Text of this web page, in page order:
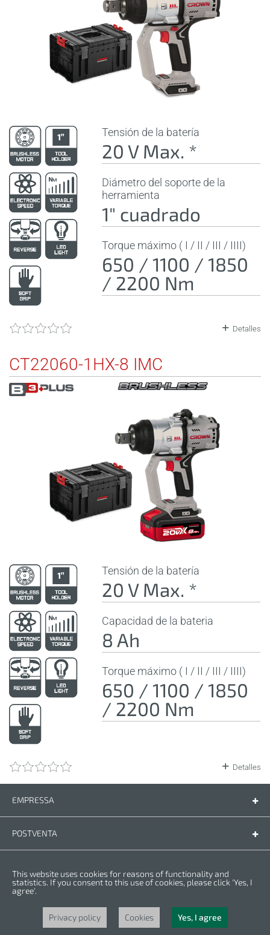
Tensión de la batería
20 V Max. *
Diámetro del soporte de la
herramienta
1" cuadrado
Torque máximo ( I / II / III / IIII)
650 / 1100 / 1850
/ 2200 Nm
Detalles
CT22060-1HX-8 IMC
Tensión de la batería
20 V Max. *
Capacidad de la bateria
8 Ah
Torque máximo ( I / II / III / IIII)
650 / 1100 / 1850
/ 2200 Nm
Detalles
EMPRESSA
POSTVENTA
Condiciones de la garantia
Politica de privacidad
Cookies
Copyright © 2025 CROWN. Todos los derechos reservados. CROWN es una
marca registrada. | CROWN es parte de Merit Link group.
This website uses cookies for reasons of functionality and
statistics. If you consent to this use of cookies, please click 'Yes, I
agree'.
Privacy policy Cookies Yes, I agree